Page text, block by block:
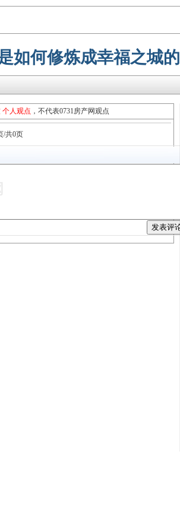
如何修炼成幸福之城的
个人观点 ，不代表0731房产网观点
/共0页